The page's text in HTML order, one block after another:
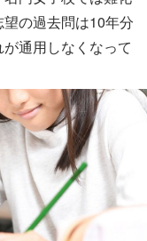
の過去問は10年分
通用しなくなって